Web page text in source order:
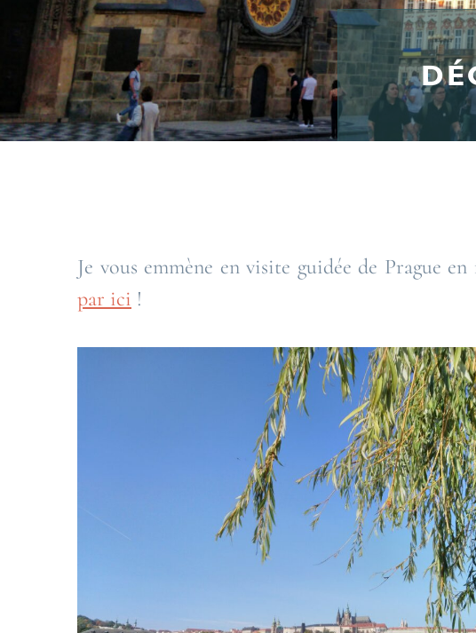
Je vous emmène en visite guidée de Prague
par ici !